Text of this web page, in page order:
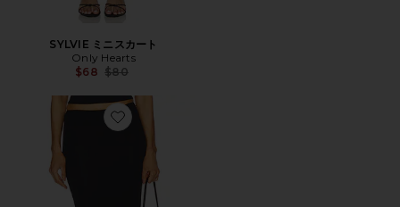
SYLVIE ミニスカート
Only Hearts
$68 Previous price:
$80
Favorite GOLAN スカート